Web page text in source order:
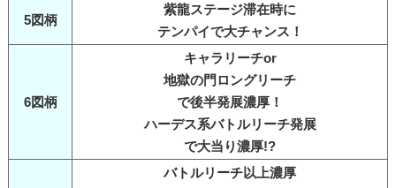
5図柄
紫龍ステージ滞在時に
テンパイで大チャンス！
6図柄
キャラリーチor
地獄の門ロングリーチ
で後半発展濃厚！
ハーデス系バトルリーチ発展
で大当り濃厚!?
バトルリーチ以上濃厚